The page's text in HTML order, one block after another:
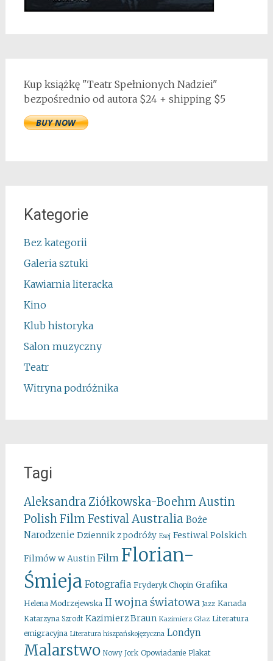
Kup książkę "Teatr Spełnionych Nadziei"
bezpośrednio od autora $24 + shipping $5
Kategorie
Bez kategorii
Galeria sztuki
Kawiarnia literacka
Kino
Klub historyka
Salon muzyczny
Teatr
Witryna podróżnika
Tagi
Aleksandra Ziółkowska-Boehm Austin
Polish Film FestivalAustralia Boże
Narodzenie Dziennik z podróży Esej Festiwal Polskich
Filmów w Austin Film Florian-
Śmieja Fotografia Fryderyk Chopin Grafika
Helena Modrzejewska II wojna światowa Jazz Kanada
Katarzyna Szrodt Kazimierz Braun Kazimierz Głaz Literatura
emigracyjna Literatura hiszpańskojęzyczna Londyn
Malarstwo Nowy Jork Opowiadanie Plakat